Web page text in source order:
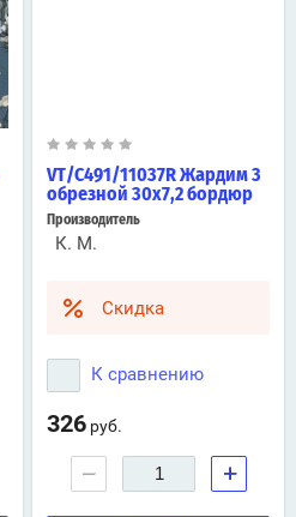
VT/C491/11037R Жардим 3
обрезной 30х7,2 бордюр
Производитель
К. М.
Скидка
К сравнению
326 руб.
− +